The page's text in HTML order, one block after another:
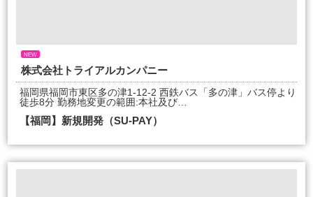
NEW
株式会社トライアルカンパニー
福岡県福岡市東区多の津1-12-2 西鉄バス「多の津」バス停より
徒歩8分 勤務地変更の範囲:本社及び…
【福岡】新規開発（SU-PAY）